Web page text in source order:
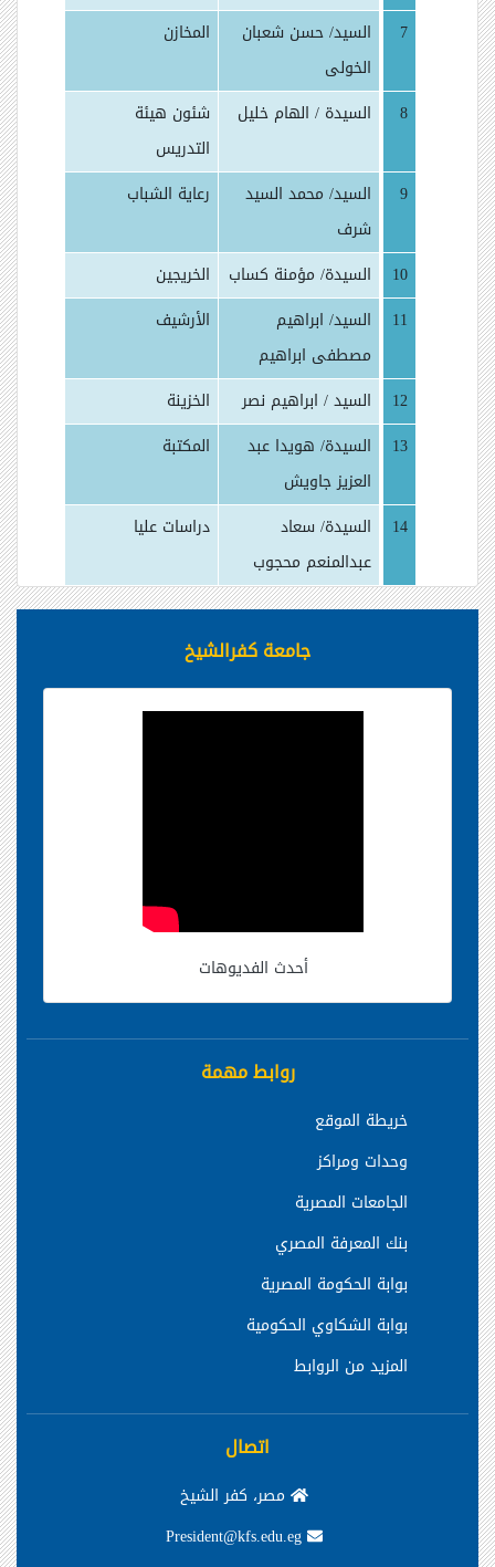
7
السيد/ حسن شعبان
الخولى
المخازن
8 السيدة / الهام خليل
شئون هيئة
التدريس
9
السيد/ محمد السيد
شرف
رعاية الشباب
10 السيدة/ مؤمنة كساب
الخريجين
11
السيد/ ابراهيم
مصطفى ابراهيم
الأرشيف
12 السيد / ابراهيم نصر
الخزينة
13
السيدة/ هويدا عبد
العزيز جاويش
المكتبة
14
السيدة/ سعاد
عبدالمنعم محجوب
دراسات عليا
جامعة كفرالشيخ
أحدث الفديوهات
روابط مهمة
خريطة الموقع
وحدات ومراكز
الجامعات المصرية
بنك المعرفة المصري
بوابة الحكومة المصرية
بوابة الشكاوي الحكومية
المزيد من الروابط
اتصال
مصر، كفر الشيخ